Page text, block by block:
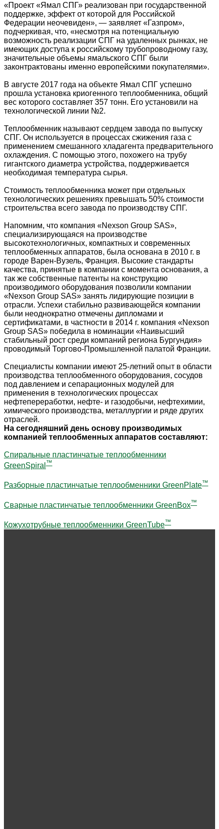
«Проект «Ямал СПГ» реализован при государственной
поддержке, эффект от которой для Российской
Федерации неочевиден», — заявляет «Газпром»,
подчеркивая, что, «несмотря на потенциальную
возможность реализации СПГ на удаленных рынках, не
имеющих доступа к российскому трубопроводному газу,
значительные объемы ямальского СПГ были
законтрактованы именно европейскими покупателями».
В августе 2017 года на объекте Ямал СПГ успешно
прошла установка криогенного теплообменника, общий
вес которого составляет 357 тонн. Его установили на
технологической линии №2.
Теплообменник называют сердцем завода по выпуску
СПГ. Он используется в процессах сжижения газа с
применением смешанного хладагента предварительного
охлаждения. С помощью этого, похожего на трубу
гигантского диаметра устройства, поддерживается
необходимая температура сырья.
Стоимость теплообменника может при отдельных
технологических решениях превышать 50% стоимости
строительства всего завода по производству СПГ.
Напомним, что компания «Nexson Group SAS»,
специализирующаяся на производстве
высокотехнологичных, компактных и современных
теплообменных аппаратов, была основана в 2010 г. в
городе Варен-Вузель, Франция. Высокие стандарты
качества, принятые в компании с момента основания, а
так же собственные патенты на конструкцию
производимого оборудования позволили компании
«Nexson Group SAS» занять лидирующие позиции в
отрасли. Успехи стабильно развивающейся компании
были неоднократно отмечены дипломами и
сертификатами, в частности в 2014 г. компания «Nexson
Group SAS» победила в номинации «Наивысший
стабильный рост среди компаний региона Бургундия»
проводимый Торгово-Промышленной палатой Франции.
Специалисты компании имеют 25-летний опыт в области
производства теплообменного оборудования, сосудов
под давлением и сепарационных модулей для
применения в технологических процессах
нефтепереработки, нефте- и газодобычи, нефтехимии,
химического производства, металлургии и ряде других
отраслей.
На сегодняшний день основу производимых
компанией теплообменных аппаратов составляют:
Спиральные пластинчатые теплообменники
GreenSpiral ™
Разборные пластинчатые теплообменники GreenPlate™
Сварные пластинчатые теплообменники GreenBox™
Кожухотрубные теплообменники GreenTube™